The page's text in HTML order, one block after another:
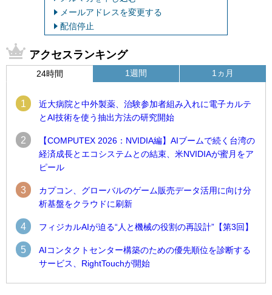
メールアドレスを変更する
配信停止
アクセスランキング
24時間
1
近大病院と中外製薬、治験参加者組み入れに電子カルテ
とAI技術を使う抽出方法の研究開始
2
【COMPUTEX 2026：NVIDIA編】AIブームで続く台湾の
経済成長とエコシステムとの結束、米NVIDIAが蜜月をア
ピール
3
カプコン、グローバルのゲーム販売データ活用に向け分
析基盤をクラウドに刷新
4 フィジカルAIが迫る“人と機械の役割の再設計”【第3回】
5
AIコンタクトセンター構築のための優先順位を診断する
サービス、RightTouchが開始
1週間 1ヵ月